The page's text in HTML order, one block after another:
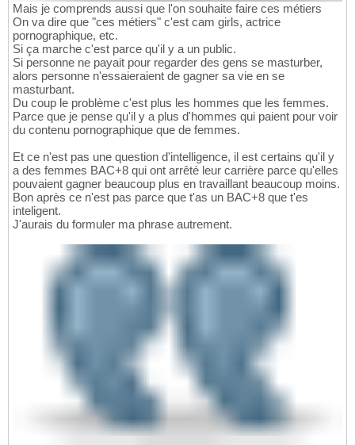
Mais je comprends aussi que l'on souhaite faire ces métiers
On va dire que "ces métiers" c'est cam girls, actrice
pornographique, etc.
Si ça marche c'est parce qu'il y a un public.
Si personne ne payait pour regarder des gens se masturber,
alors personne n'essaieraient de gagner sa vie en se
masturbant.
Du coup le problème c'est plus les hommes que les femmes.
Parce que je pense qu'il y a plus d'hommes qui paient pour voir
du contenu pornographique que de femmes.
Et ce n'est pas une question d'intelligence, il est certains qu'il y
a des femmes BAC+8 qui ont arrêté leur carrière parce qu'elles
pouvaient gagner beaucoup plus en travaillant beaucoup moins.
Bon après ce n'est pas parce que t'as un BAC+8 que t'es
inteligent.
J'aurais du formuler ma phrase autrement.